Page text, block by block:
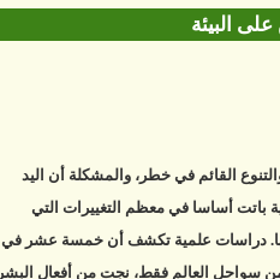
البيئة
والتنوع القائم في خطر، والمشكلة أن اليد
باتت أساسا في معظم التغييرات التي
دراسات علمية تكشف أن خمسة عشر في
من سواحل العالم فقط، نجت من أفعال البشر.